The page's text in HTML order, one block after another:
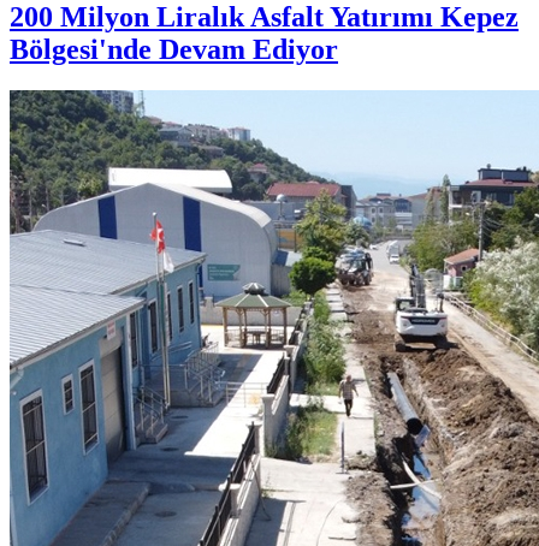
200 Milyon Liralık Asfalt Yatırımı Kepez
Bölgesi'nde Devam Ediyor